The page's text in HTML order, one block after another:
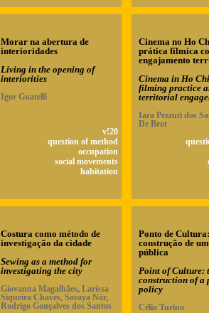
Morar na abertura de
interioridades
Living in the opening of
interiorities
Igor Guatelli
v!20
question of method
occupation
social movements
habitation
Cinema no Ho
prática fílmica
engajamento
Cinema in Ho
filming practice
territorial
Iara Pezzuti dos
De Brot
Costura como método de
investigação da cidade
Sewing as a method for
investigating the city
Giovanna Magalhães, Larissa
Siqueira Chaves, Soraya Nór,
Rodrigo Gonçalves dos Santos
Ponto de
construção de
pública
Point of Culture:
construction of a
policy
Célio Turino